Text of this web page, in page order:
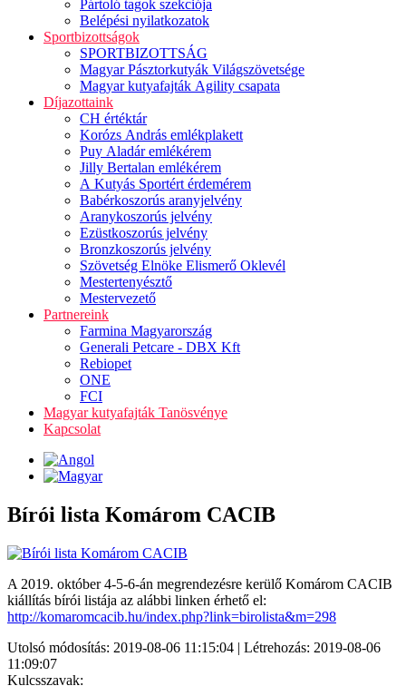
Pártoló tagok szekciója
Belépési nyilatkozatok
Sportbizottságok
SPORTBIZOTTSÁG
Magyar Pásztorkutyák Világszövetsége
Magyar kutyafajták Agility csapata
Díjazottaink
CH értéktár
Korózs András emlékplakett
Puy Aladár emlékérem
Jilly Bertalan emlékérem
A Kutyás Sportért érdemérem
Babérkoszorús aranyjelvény
Aranykoszorús jelvény
Ezüstkoszorús jelvény
Bronzkoszorús jelvény
Szövetség Elnöke Elismerő Oklevél
Mestertenyésztő
Mestervezető
Partnereink
Farmina Magyarország
Generali Petcare - DBX Kft
Rebiopet
ONE
FCI
Magyar kutyafajták Tanösvénye
Kapcsolat
Bírói lista Komárom CACIB
A 2019. október 4-5-6-án megrendezésre kerülő Komárom CACIB
kiállítás bírói listája az alábbi linken érhető el:
http://komaromcacib.hu/index.php?link=birolista&m=298
Utolsó módosítás: 2019-08-06 11:15:04 | Létrehozás: 2019-08-06
11:09:07
Kulcsszavak: